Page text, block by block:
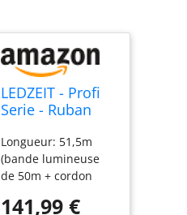
LEDZEIT - Profi
Serie - Ruban
extérieur et
intérieur, 220V-
240V, blanc
froid 6500K,
Longueur: 51,5m
(bande lumineuse
de 50m + cordon
amovible de 1,5m).
141,99 €